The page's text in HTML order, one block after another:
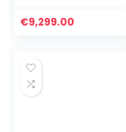
Weichschlauch,
Spültischarmatur,
Einhebel-
Küchenmischbatt
€9,299.00